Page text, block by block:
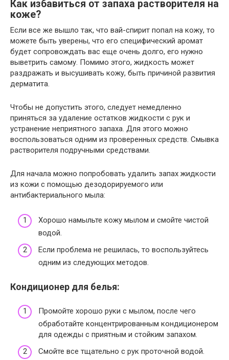
Как избавиться от запаха растворителя на
коже?
Если все же вышло так, что вай-спирит попал на кожу, то
можете быть уверены, что его специфический аромат
будет сопровождать вас еще очень долго, его нужно
выветрить самому. Помимо этого, жидкость может
раздражать и высушивать кожу, быть причиной развития
дерматита.
Чтобы не допустить этого, следует немедленно
приняться за удаление остатков жидкости с рук и
устранение неприятного запаха. Для этого можно
воспользоваться одним из проверенных средств. Смывка
растворителя подручными средствами.
Для начала можно попробовать удалить запах жидкости
из кожи с помощью дезодорируемого или
антибактериального мыла:
Хорошо намыльте кожу мылом и смойте чистой
водой.
Если проблема не решилась, то воспользуйтесь
одним из следующих методов.
Кондиционер для белья:
Промойте хорошо руки с мылом, после чего
обработайте концентрированным кондиционером
для одежды с приятным и стойким запахом.
Смойте все тщательно с рук проточной водой.